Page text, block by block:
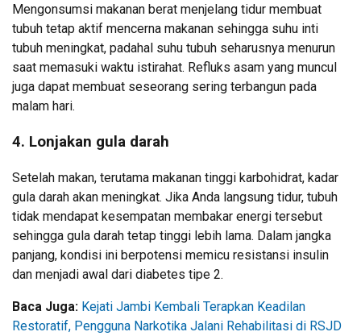
Mengonsumsi makanan berat menjelang tidur membuat
tubuh tetap aktif mencerna makanan sehingga suhu inti
tubuh meningkat, padahal suhu tubuh seharusnya menurun
saat memasuki waktu istirahat. Refluks asam yang muncul
juga dapat membuat seseorang sering terbangun pada
malam hari.
4. Lonjakan gula darah
Setelah makan, terutama makanan tinggi karbohidrat, kadar
gula darah akan meningkat. Jika Anda langsung tidur, tubuh
tidak mendapat kesempatan membakar energi tersebut
sehingga gula darah tetap tinggi lebih lama. Dalam jangka
panjang, kondisi ini berpotensi memicu resistansi insulin
dan menjadi awal dari diabetes tipe 2.
Baca Juga: Kejati Jambi Kembali Terapkan Keadilan
Restoratif, Pengguna Narkotika Jalani Rehabilitasi di RSJD